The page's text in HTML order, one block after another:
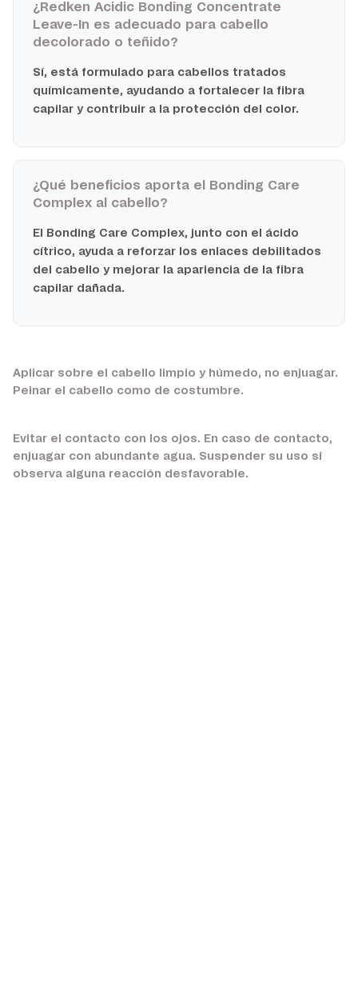
¿Redken Acidic Bonding Concentrate
Leave-In es adecuado para cabello
decolorado o teñido?
Sí, está formulado para cabellos tratados
químicamente, ayudando a fortalecer la fibra
capilar y contribuir a la protección del color.
¿Qué beneficios aporta el Bonding Care
Complex al cabello?
El Bonding Care Complex, junto con el ácido
cítrico, ayuda a reforzar los enlaces debilitados
del cabello y mejorar la apariencia de la fibra
capilar dañada.
Aplicar sobre el cabello limpio y húmedo, no enjuagar.
Peinar el cabello como de costumbre.
Evitar el contacto con los ojos. En caso de contacto,
enjuagar con abundante agua. Suspender su uso si
observa alguna reacción desfavorable.